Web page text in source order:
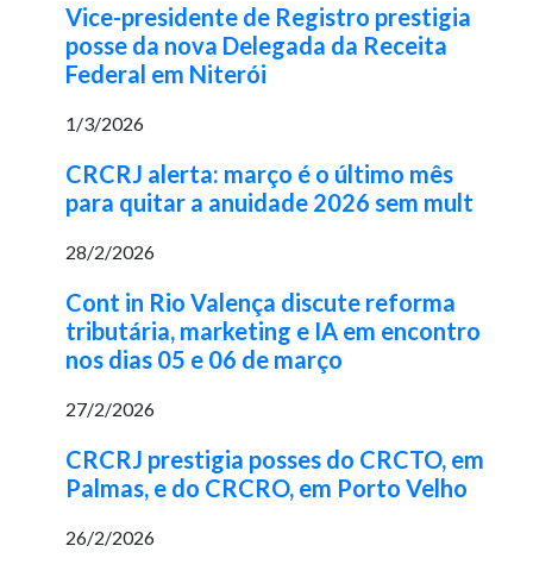
Vice-presidente de Registro prestigia
posse da nova Delegada da Receita
Federal em Niterói
1/3/2026
CRCRJ alerta: março é o último mês
para quitar a anuidade 2026 sem mult
28/2/2026
Cont in Rio Valença discute reforma
tributária, marketing e IA em encontro
nos dias 05 e 06 de março
27/2/2026
CRCRJ prestigia posses do CRCTO, em
Palmas, e do CRCRO, em Porto Velho
26/2/2026